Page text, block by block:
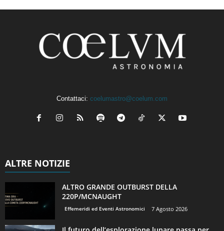
Contattaci: coelumastro@coelum.com
ALTRE NOTIZIE
ALTRO GRANDE OUTBURST DELLA
220P/MCNAUGHT
Effemeridi ed Eventi Astronomici 7 Agosto 2026